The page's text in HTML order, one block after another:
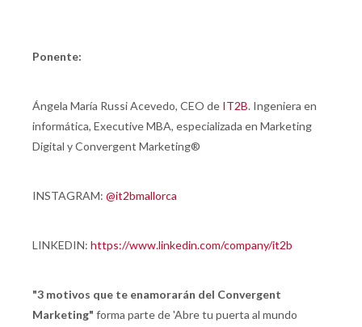
Ponente:
Ángela María Russi Acevedo, CEO de IT2B. Ingeniera en
informática, Executive MBA, especializada en Marketing
Digital y Convergent Marketing®
INSTAGRAM: @it2bmallorca
LINKEDIN: https://www.linkedin.com/company/it2b
"3 motivos que te enamorarán del Convergent
Marketing" forma parte de 'Abre tu puerta al mundo